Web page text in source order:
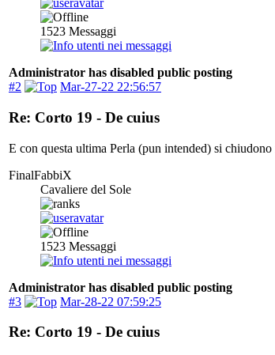
1523 Messaggi
Administrator has disabled public posting
#2
Mar-27-22 22:56:57
Re: Corto 19 - De cuius
E con questa ultima Perla (pun intended) si
FinalFabbiX
Cavaliere del Sole
1523 Messaggi
Administrator has disabled public posting
#3
Mar-28-22 07:59:25
Re: Corto 19 - De cuius